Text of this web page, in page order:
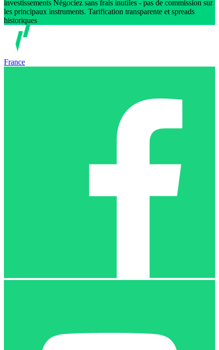
investissements Négociez sans frais inutiles - pas de commission sur
les principaux instruments. Tarification transparente et spreads
historiques
France